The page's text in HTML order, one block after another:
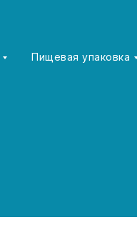
Пищевая упаковка